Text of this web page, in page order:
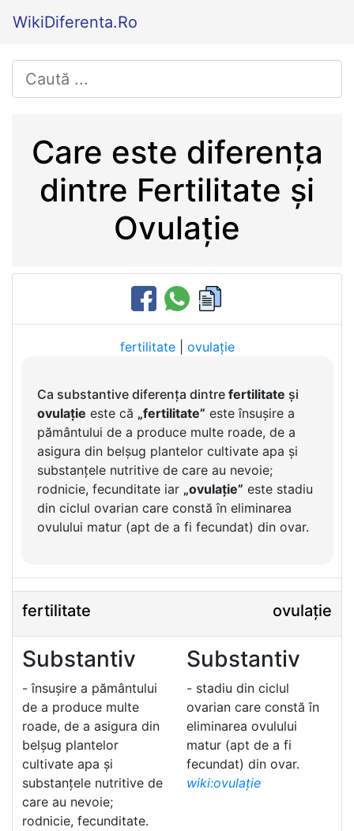
WikiDiferenta.Ro
Care este diferența
dintre Fertilitate și
Ovulație
fertilitate| ovulație
Ca substantive diferența dintre fertilitate și
ovulație este că „fertilitate” este însușire a
pământului de a produce multe roade, de a
asigura din belșug plantelor cultivate apa și
substanțele nutritive de care au nevoie;
rodnicie, fecunditate iar „ovulație” este stadiu
din ciclul ovarian care constă în eliminarea
ovulului matur (apt de a fi fecundat) din ovar.
fertilitate ovulație
Substantiv
- însușire a pământului
de a produce multe
roade, de a asigura din
belșug plantelor
cultivate apa și
substanțele nutritive de
care au nevoie;
rodnicie, fecunditate.
Substantiv
- stadiu din ciclul
ovarian care constă în
eliminarea ovulului
matur (apt de a fi
fecundat) din ovar.
wiki:ovulație